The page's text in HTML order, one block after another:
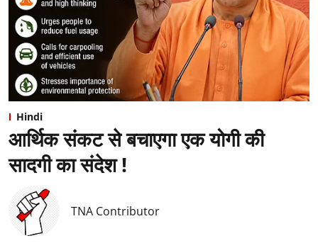
Hindi
आर्थिक संकट से बचाएगा एक योगी की
सादगी का संदेश !
TNA Contributor